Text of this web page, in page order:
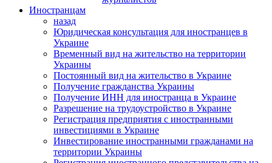
Иностранцам
назад
Юридическая консультация для иностранцев в
Украине
Временный вид на жительство на территории
Украины
Постоянный вид на жительство в Украине
Получение гражданства Украины
Получение ИНН для иностранца в Украине
Разрешение на трудоустройство в Украине
Регистрация предприятия с иностранными
инвестициями в Украине
Инвестирование иностранными гражданами на
территории Украины